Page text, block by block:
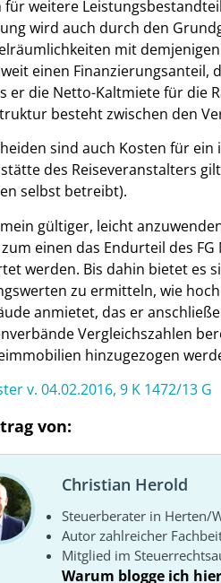
weitere
wird auch durch den
mit
einen Finanzierungsanteil,
er die Netto-Kaltmiete für die
besteht zwischen den
sind auch Kosten für
des Reiseveranstalters
selbst betreibt).
gültiger, leicht
einen das Endurteil des
werden. Bis dahin bietet es
zu ermitteln, wie
anmietet, das er
Vergleichszahlen
hinzugezogen
v. 04.02.2016, 9 K 1472/13 G
von:
Christian Herold
Steuerberater in Herten/
Autor zahlreicher
Mitglied im
Warum blogge ich